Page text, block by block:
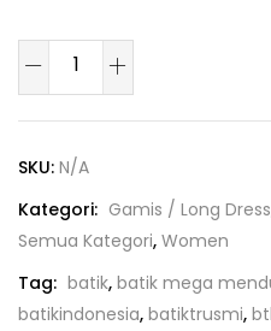
SKU: N/A
Kategori: Gamis / Long Dress
Semua Kategori, Women
Tag: batik, batik mega
batikindonesia, batiktrusmi,